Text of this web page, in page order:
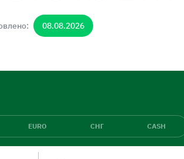
08.08.2026
EURO СНГ CASH